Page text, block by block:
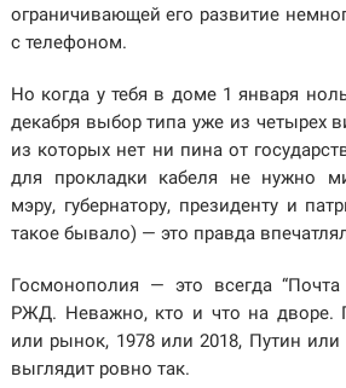
ограничивающей его развитие
с телефоном.
Но когда у тебя в доме 1 января
декабря выбор типа уже из четырех
из которых нет ни пина от
для прокладки кабеля не нужно
мэру, губернатору, президенту и
такое бывало) — это правда
Госмонополия — это всегда “Почта
РЖД. Неважно, кто и что на дворе.
или рынок, 1978 или 2018, Путин
выглядит ровно так.